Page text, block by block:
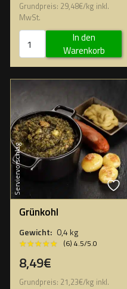
Grundpreis: 29,48€/kg inkl.
MwSt.
In den
Warenkorb
Serviervorschlag
Grünkohl
Gewicht: 0,4 kg
★★★★★
★★★★★ (6) 4.5/5.0
8,49€
Grundpreis: 21,23€/kg inkl.